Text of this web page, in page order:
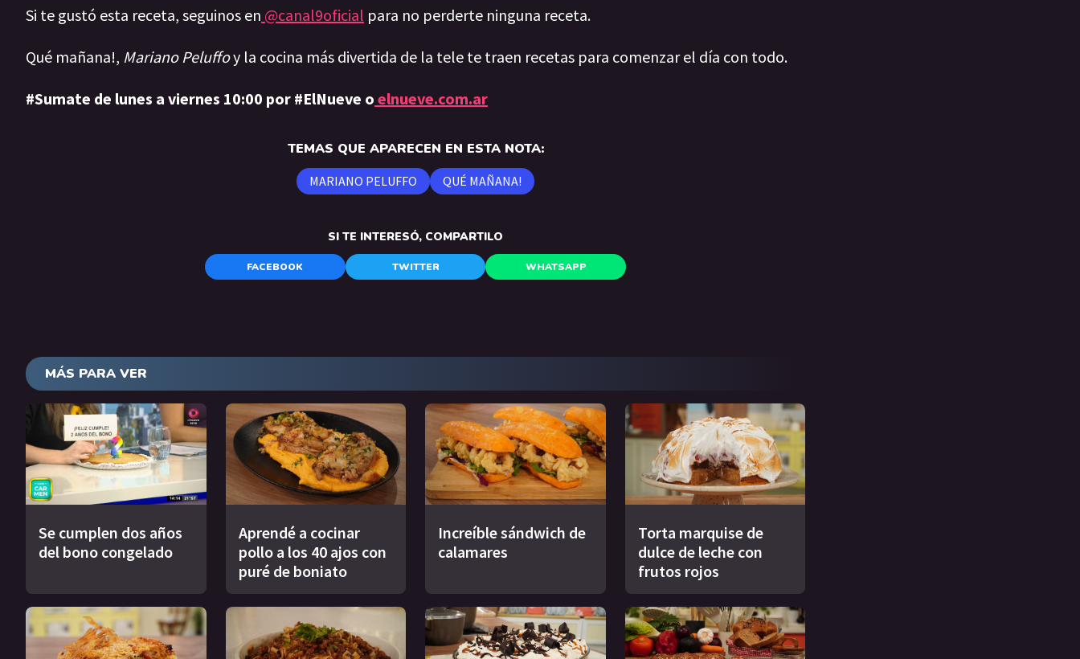
Si te gustó esta receta, seguinos en @canal9oficial para no perderte ninguna receta.
Qué mañana!, Mariano Peluffoy la cocina más divertida de la tele te traen recetas para comenzar el día con todo.
#Sumate de lunes a viernes 10:00 por #ElNueve o elnueve.com.ar
TEMAS QUE APARECEN EN ESTA NOTA:
MARIANO PELUFFO QUÉ MAÑANA!
SI TE INTERESÓ, COMPARTILO
FACEBOOK TWITTER WHATSAPP
MÁS PARA VER
Se cumplen dos años
del bono congelado
Aprendé a cocinar
pollo a los 40 ajos con
puré de boniato
Increíble sándwich de
calamares
Torta marquise de
dulce de leche con
frutos rojos